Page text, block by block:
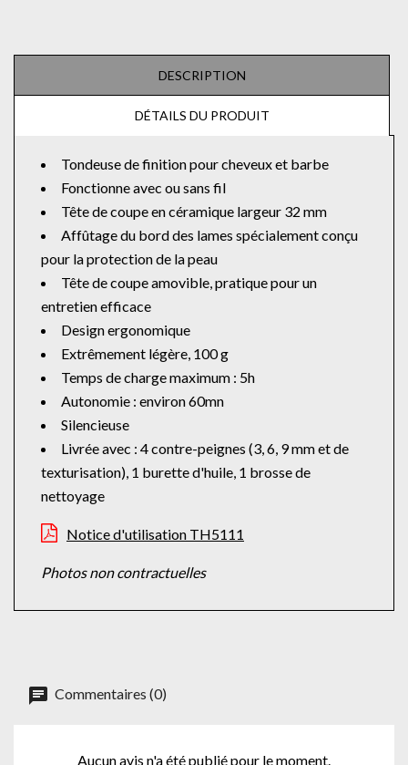
DESCRIPTION
DÉTAILS DU PRODUIT
Tondeuse de finition pour cheveux et barbe
Fonctionne avec ou sans fil
Tête de coupe en céramique largeur 32 mm
Affûtage du bord des lames spécialement conçu
pour la protection de la peau
Tête de coupe amovible, pratique pour un
entretien efficace
Design ergonomique
Extrêmement légère, 100 g
Temps de charge maximum : 5h
Autonomie : environ 60mn
Silencieuse
Livrée avec : 4 contre-peignes (3, 6, 9 mm et de
texturisation), 1 burette d'huile, 1 brosse de
nettoyage
Notice d'utilisation TH5111
Photos non contractuelles
Commentaires (0)
Aucun avis n'a été publié pour le moment.